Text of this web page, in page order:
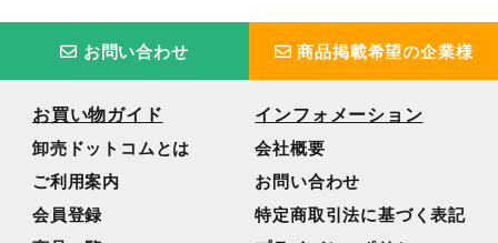
お問い合わせ 商品掲載希望の企業様
お買い物ガイド
卸売ドットコムとは
ご利用案内
会員登録
インフォメーション
会社概要
お問い合わせ
特定商取引法に基づく表記